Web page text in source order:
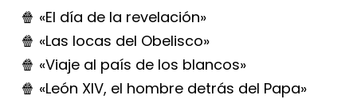
🍿 «El día de la revelación»
🍿 «Las locas del Obelisco»
🍿 «Viaje al país de los blancos»
🍿 «León XIV, el hombre detrás del Papa»